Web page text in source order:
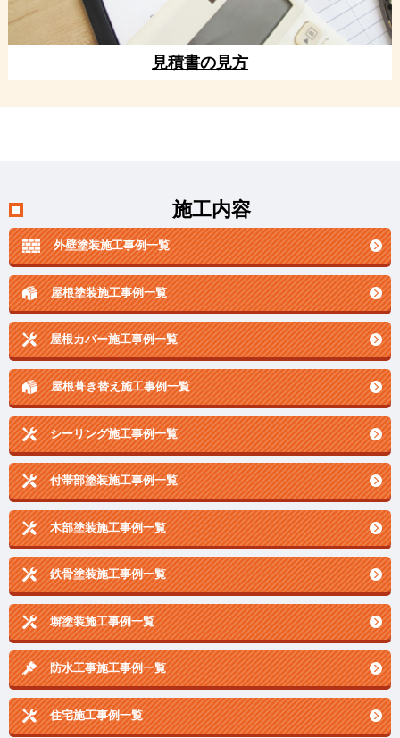
見積書の見方
施工内容
外壁塗装施工事例一覧
屋根塗装施工事例一覧
屋根カバー施工事例一覧
屋根葺き替え施工事例一覧
シーリング施工事例一覧
付帯部塗装施工事例一覧
木部塗装施工事例一覧
鉄骨塗装施工事例一覧
塀塗装施工事例一覧
防水工事施工事例一覧
住宅施工事例一覧